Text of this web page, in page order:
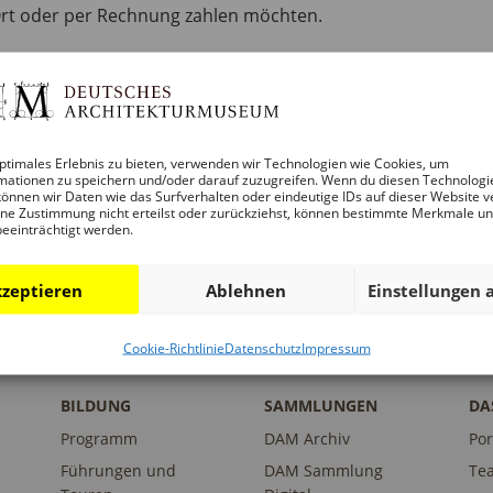
Erlebnis zu bieten, verwenden wir Technologien wie Cookies, um
zu speichern und/oder darauf zuzugreifen. Wenn du diesen
wir Daten wie das Surfverhalten oder eindeutige IDs auf dieser Website
Zustimmung nicht erteilst oder zurückziehst, können bestimmte Merkmale
werden.
Ablehnen Einstellungen
Cookie-RichtlinieDatenschutzImpressum
oder per Rechnung zahlen möchten.
in die Geschichte der Hochhäuser ein,
Fortschritt. Eine Einführung in die Statik und
die ingenieurstechnischen Aspekte. Der Workshop
Hochhäusern, insbesondere anhand von Beispielen
an architektonische Darstellungsformen, um ein
Bauwerke zu vermitteln.
BILDUNG
Programm
Führungen und
SAMMLUNGEN
DAM Archiv
DAM Sammlung